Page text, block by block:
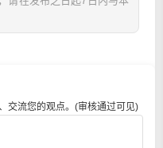
交流您的观点。(审核通过可见)